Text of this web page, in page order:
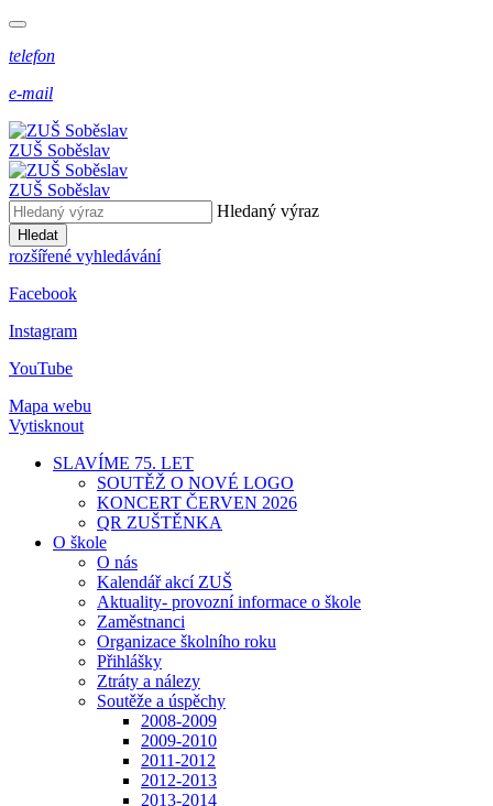
telefon
e-mail
ZUŠ Soběslav
ZUŠ Soběslav
Hledaný výraz
Hledat
rozšířené vyhledávání
Facebook
Instagram
YouTube
Mapa webu
Vytisknout
SLAVÍME 75. LET
SOUTĚŽ O NOVÉ LOGO
KONCERT ČERVEN 2026
QR ZUŠTĚNKA
O škole
O nás
Kalendář akcí ZUŠ
Aktuality- provozní informace o škole
Zaměstnanci
Organizace školního roku
Přihlášky
Ztráty a nálezy
Soutěže a úspěchy
2008-2009
2009-2010
2011-2012
2012-2013
2013-2014